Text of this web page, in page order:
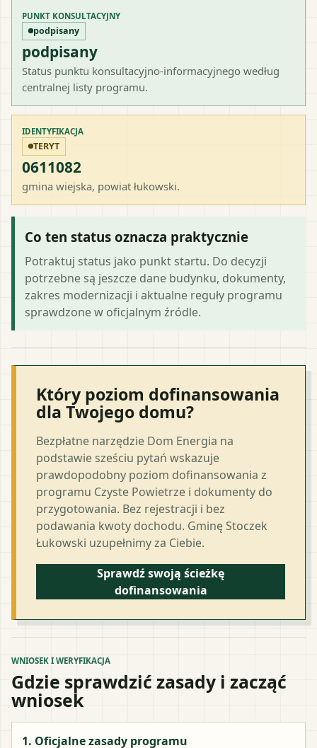
PUNKT KONSULTACYJNY
podpisany
podpisany
Status punktu konsultacyjno-informacyjnego według
centralnej listy programu.
IDENTYFIKACJA
TERYT
0611082
gmina wiejska, powiat łukowski.
Co ten status oznacza praktycznie
Potraktuj status jako punkt startu. Do decyzji
potrzebne są jeszcze dane budynku, dokumenty,
zakres modernizacji i aktualne reguły programu
sprawdzone w oficjalnym źródle.
Który poziom dofinansowania
dla Twojego domu?
Bezpłatne narzędzie Dom Energia na
podstawie sześciu pytań wskazuje
prawdopodobny poziom dofinansowania z
programu Czyste Powietrze i dokumenty do
przygotowania. Bez rejestracji i bez
podawania kwoty dochodu. Gminę Stoczek
Łukowski uzupełnimy za Ciebie.
Sprawdź swoją ścieżkę
dofinansowania
WNIOSEK I WERYFIKACJA
Gdzie sprawdzić zasady i zacząć
wniosek
1. Oficjalne zasady programu